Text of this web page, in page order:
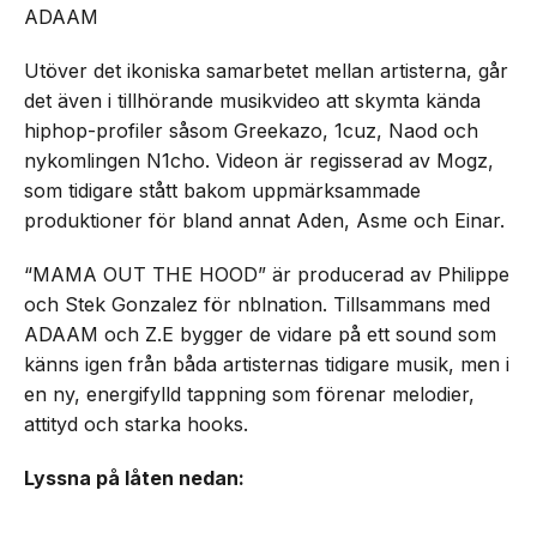
ADAAM
Utöver det ikoniska samarbetet mellan artisterna, går
det även i tillhörande musikvideo att skymta kända
hiphop-profiler såsom Greekazo, 1cuz, Naod och
nykomlingen N1cho. Videon är regisserad av Mogz,
som tidigare stått bakom uppmärksammade
produktioner för bland annat Aden, Asme och Einar.
“MAMA OUT THE HOOD” är producerad av Philippe
och Stek Gonzalez för nblnation. Tillsammans med
ADAAM och Z.E bygger de vidare på ett sound som
känns igen från båda artisternas tidigare musik, men i
en ny, energifylld tappning som förenar melodier,
attityd och starka hooks.
Lyssna på låten nedan: